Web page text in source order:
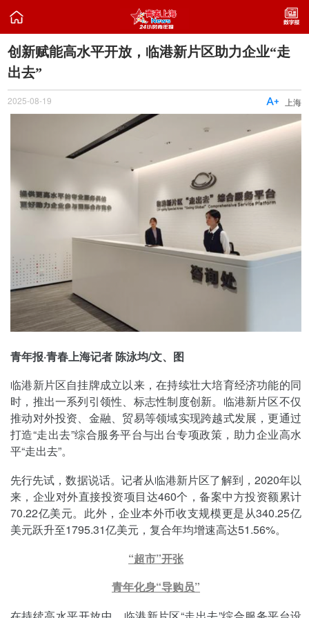

创新赋能高水平开放，临港新片区助力企业“走
出去”
2025-08-19 上海

青年报·青春上海记者 陈泳均/文、图
临港新片区自挂牌成立以来，在持续壮大培育经济功能的同
时，推出一系列引领性、标志性制度创新。临港新片区不仅
推动对外投资、金融、贸易等领域实现跨越式发展，更通过
打造“走出去”综合服务平台与出台专项政策，助力企业高水
平“走出去”。
先行先试，数据说话。记者从临港新片区了解到，2020年以
来，企业对外直接投资项目达460个，备案中方投资额累计
70.22亿美元。此外，企业本外币收支规模更是从340.25亿
美元跃升至1795.31亿美元，复合年均增速高达51.56%。
“超市”开张
青年化身“导购员”